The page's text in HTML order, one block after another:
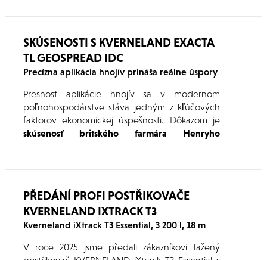
níže v článku.
SKÚSENOSTI S KVERNELAND EXACTA
TL GEOSPREAD IDC
Precízna aplikácia hnojív prináša reálne úspory
Presnosť aplikácie hnojív sa v modernom
poľnohospodárstve stáva jedným z kľúčových
faktorov ekonomickej úspešnosti. Dôkazom je
skúsenosť britského farmára Henryho
Výsledkom boli nielen nižšie prevádzkové
náklady, ale aj výrazne lepšia kontrola nad
dávkovaním živín a celkovou efektivitou práce.
PŘEDÁNÍ PROFI POSTŘIKOVAČE
KVERNELAND IXTRACK T3
Kverneland iXtrack T3 Essential, 3 200 l, 18 m
V roce 2025 jsme předali zákazníkovi tažený